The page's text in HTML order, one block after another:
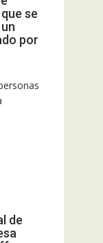
se
por
de